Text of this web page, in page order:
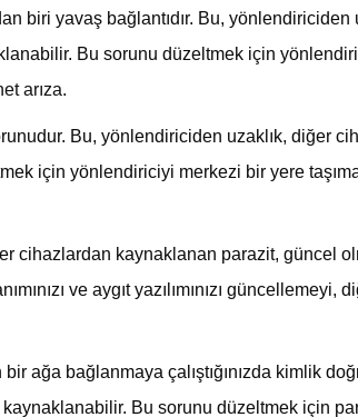
biri yavaş bağlantıdır. Bu,
Bu sorunu düzeltmek için
arıza.
Bu, yönlendiriciden uzaklık, diğer
için yönlendiriciyi merkezi bir yere
cihazlardan kaynaklanan parazit, güncel
ve aygıt yazılımınızı
ağa bağlanmaya çalıştığınızda kimlik
Bu sorunu düzeltmek için